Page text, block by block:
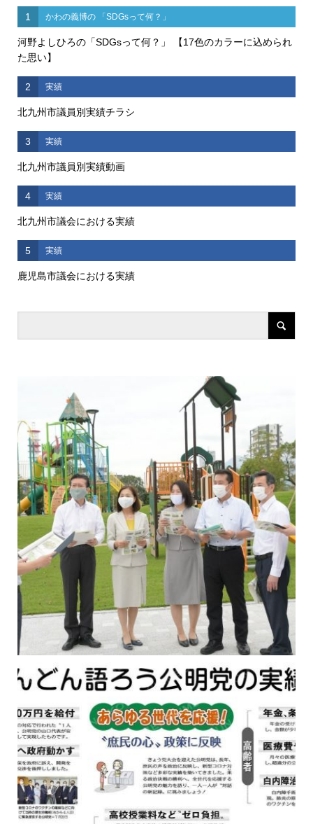
1 かわの義博の 「SDGsって何？」
河野よしひろの「SDGsって何？」 【17色のカラーに込められ
た思い】
2 実績
北九州市議員別実績チラシ
3 実績
北九州市議員別実績動画
4 実績
北九州市議会における実績
5 実績
鹿児島市議会における実績